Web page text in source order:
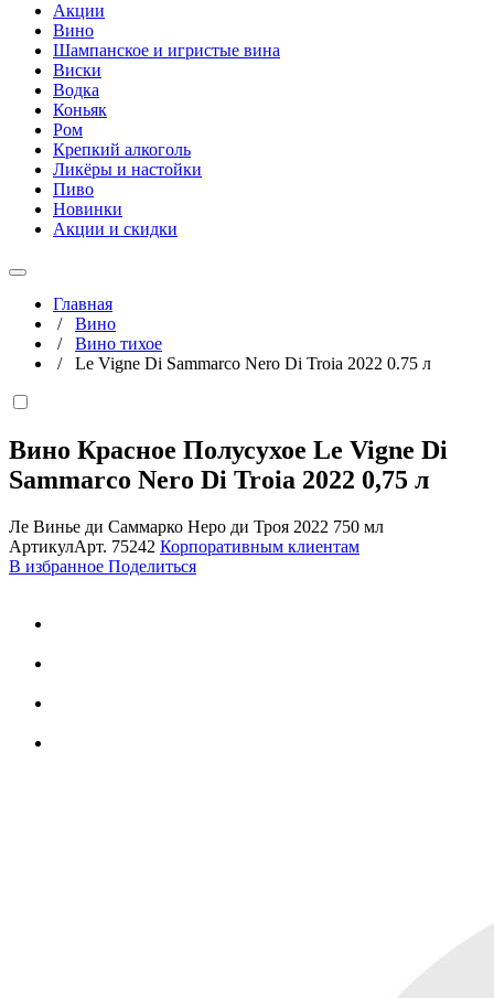
Акции
Вино
Шампанское и игристые вина
Виски
Водка
Коньяк
Ром
Крепкий алкоголь
Ликёры и настойки
Пиво
Новинки
Акции и скидки
Главная
/ Вино
/ Вино тихое
/ Le Vigne Di Sammarco Nero Di Troia 2022 0.75 л
Вино Красное Полусухое Le Vigne Di
Sammarco Nero Di Troia 2022 0,75 л
Ле Винье ди Саммарко Неро ди Троя 2022 750 мл
АртикулАрт. 75242 Корпоративным клиентам
В избранное Поделиться